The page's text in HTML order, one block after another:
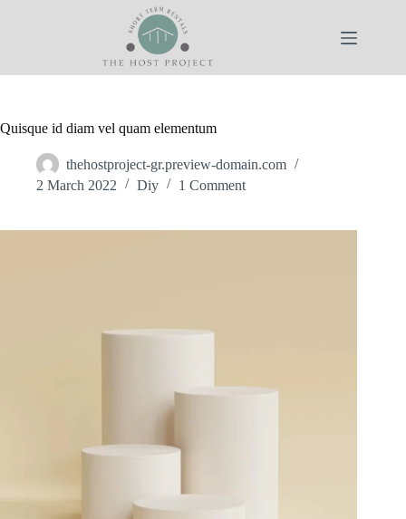
Quisque id diam vel quam elementum
thehostproject-gr.preview-domain.com
2 March 2022
Diy 1 Comment